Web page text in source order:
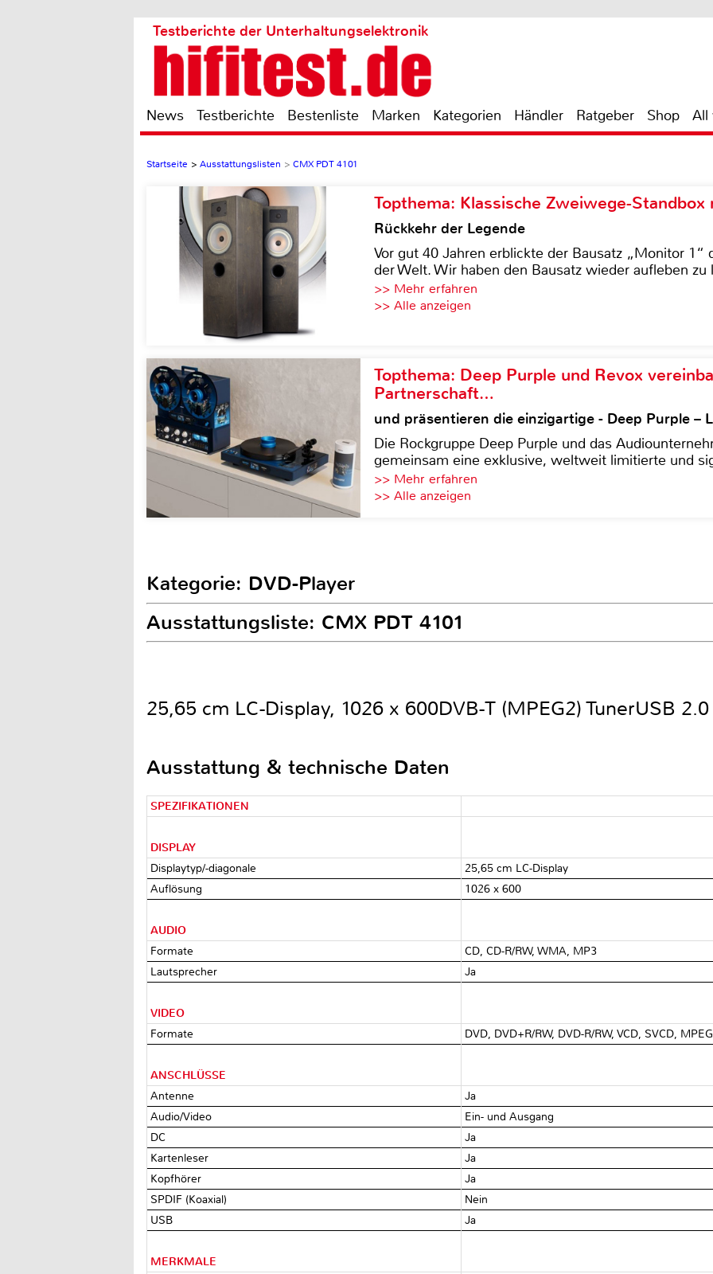
Testberichte der Unterhaltungselektronik
News Testberichte Bestenliste Marken Kategorien Händler Ratgeber Shop All
Startseite > Ausstattungslisten > CMX PDT 4101
Topthema: Klassische Zweiwege-
Rückkehr der Legende
Vor gut 40 Jahren erblickte der Bausatz „Monitor 1“
der Welt. Wir haben den Bausatz wieder aufleben zu
>> Mehr erfahren
>> Alle anzeigen
Topthema: Deep Purple und Revox
Partnerschaft…
und präsentieren die einzigartige - Deep Purple –
Die Rockgruppe Deep Purple und das
gemeinsam eine exklusive, weltweit limitierte und
>> Mehr erfahren
>> Alle anzeigen
Kategorie: DVD-Player
Ausstattungsliste: CMX PDT 4101
25,65 cm LC-Display, 1026 x 600DVB-T (MPEG2) TunerUSB 2.0
Ausstattung & technische Daten
SPEZIFIKATIONEN
DISPLAY
Displaytyp/-diagonale
25,65 cm LC-Display
Auflösung
1026 x 600
AUDIO
Formate
CD, CD-R/RW, WMA, MP3
Lautsprecher
Ja
VIDEO
Formate
DVD, DVD+R/RW, DVD-R/RW, VCD, SVCD,
ANSCHLÜSSE
Antenne
Ja
Audio/Video
Ein- und Ausgang
DC
Ja
Kartenleser
Ja
Kopfhörer
Ja
SPDIF (Koaxial)
Nein
USB
Ja
MERKMALE